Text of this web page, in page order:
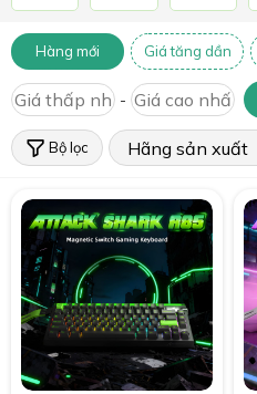
Hàng mới Giá tăng dần
-
Bộ lọc